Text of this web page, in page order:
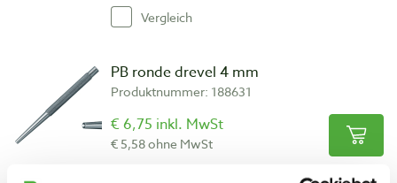
Vergleich
PB ronde drevel 4 mm
Produktnummer: 188631
€ 6,75 inkl. MwSt
€ 5,58 ohne MwSt